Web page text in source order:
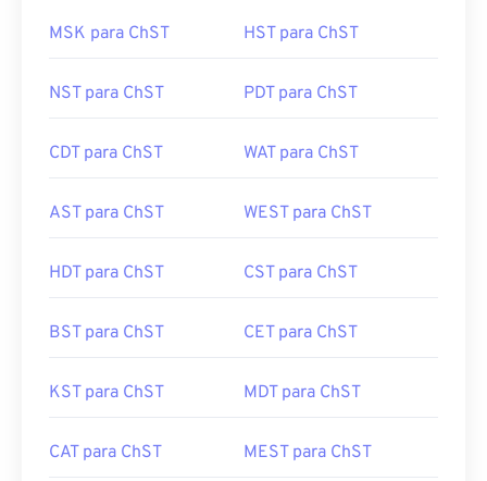
MSK para ChST HST para ChST
NST para ChST PDT para ChST
CDT para ChST WAT para ChST
AST para ChST WEST para ChST
HDT para ChST CST para ChST
BST para ChST CET para ChST
KST para ChST MDT para ChST
CAT para ChST MEST para ChST